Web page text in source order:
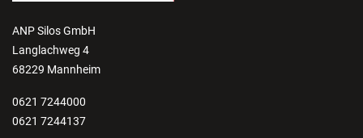
ANP Silos GmbH
Langlachweg 4
68229 Mannheim
0621 7244000
0621 7244137